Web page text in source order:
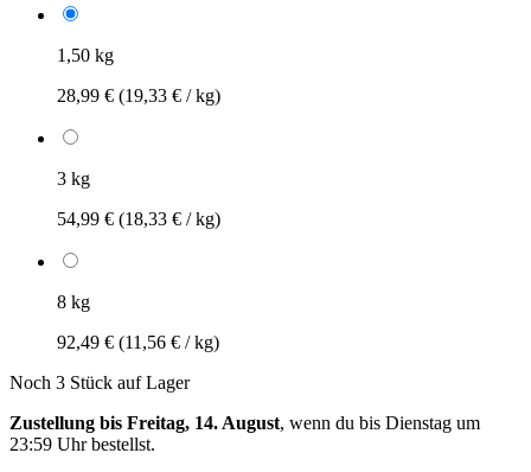
1,50 kg
28,99 € (19,33 € / kg)
3 kg
54,99 € (18,33 € / kg)
8 kg
92,49 € (11,56 € / kg)
Noch 3 Stück auf Lager
Zustellung bis Freitag, 14. August, wenn du bis Dienstag um
23:59 Uhrbestellst.